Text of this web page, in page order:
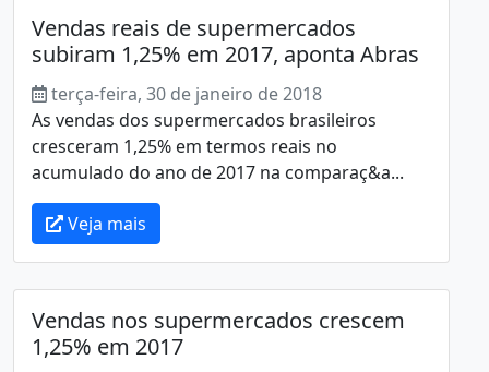
Vendas reais de supermercados
subiram 1,25% em 2017, aponta Abras
terça-feira, 30 de janeiro de 2018
As vendas dos supermercados brasileiros
cresceram 1,25% em termos reais no
acumulado do ano de 2017 na comparaç&a...
Veja mais
Vendas nos supermercados crescem
1,25% em 2017